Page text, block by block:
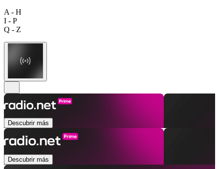
A - H
I - P
Q - Z
Descubrir más
Descubrir más